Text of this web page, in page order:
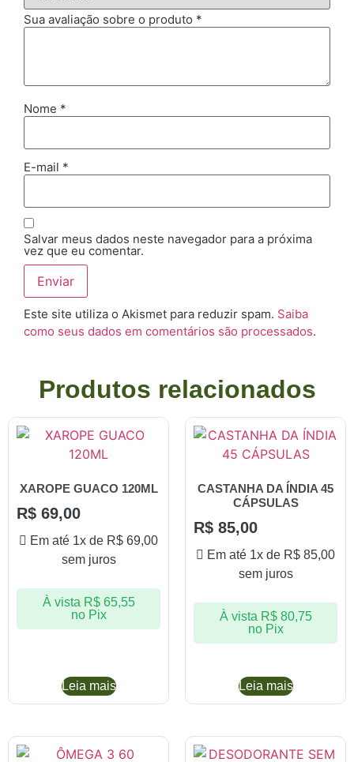
Sua avaliação sobre o produto *
Nome *
E-mail *
Salvar meus dados neste navegador para a próxima
vez que eu comentar.
Este site utiliza o Akismet para reduzir spam. Saiba
como seus dados em comentários são processados.
Produtos relacionados
XAROPE GUACO 120ML
R$ 69,00
Em até 1x de R$ 69,00
sem juros
À vista R$65,55
no Pix
Leia mais
CASTANHA DA ÍNDIA 45
CÁPSULAS
R$ 85,00
Em até 1x de R$ 85,00
sem juros
À vista R$80,75
no Pix
Leia mais